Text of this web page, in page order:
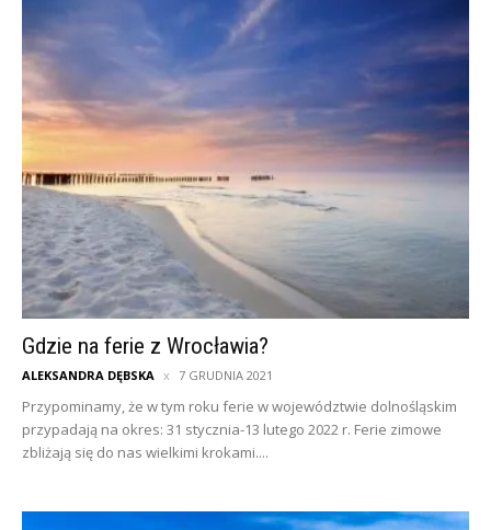
Gdzie na ferie z Wrocławia?
ALEKSANDRA DĘBSKA 7 GRUDNIA 2021
Przypominamy, że w tym roku ferie w województwie dolnośląskim
przypadają na okres: 31 stycznia-13 lutego 2022 r. Ferie zimowe
zbliżają się do nas wielkimi krokami....